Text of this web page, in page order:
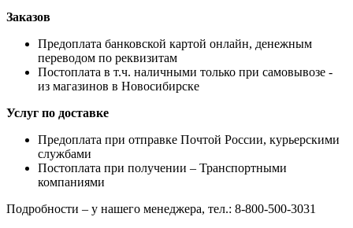
Заказов
Предоплата банковской картой онлайн, денежным
переводом по реквизитам
Постоплата в т.ч. наличными только при самовывозе -
из магазинов в Новосибирске
Услуг по доставке
Предоплата при отправке Почтой России, курьерскими
службами
Постоплата при получении – Транспортными
компаниями
Подробности – у нашего менеджера, тел.: 8-800-500-3031